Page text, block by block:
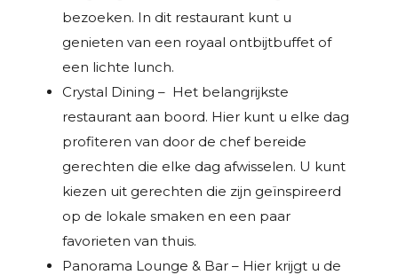
bezoeken. In dit restaurant kunt u
genieten van een royaal ontbijtbuffet of
een lichte lunch.
Crystal Dining – Het belangrijkste
restaurant aan boord. Hier kunt u elke dag
profiteren van door de chef bereide
gerechten die elke dag afwisselen. U kunt
kiezen uit gerechten die zijn geïnspireerd
op de lokale smaken en een paar
favorieten van thuis.
Panorama Lounge & Bar – Hier krijgt u de